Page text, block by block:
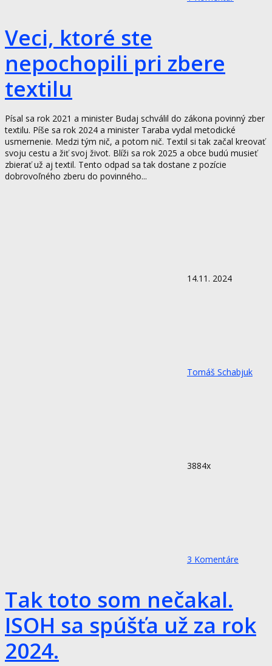
Veci, ktoré ste
nepochopili pri zbere
textilu
Písal sa rok 2021 a minister Budaj schválil do zákona povinný zber
textilu. Píše sa rok 2024 a minister Taraba vydal metodické
usmernenie. Medzi tým nič, a potom nič. Textil si tak začal kreovať
svoju cestu a žiť svoj život. Blíži sa rok 2025 a obce budú musieť
zbierať už aj textil. Tento odpad sa tak dostane z pozície
dobrovoľného zberu do povinného...
14.11. 2024
Tomáš Schabjuk
3884x
3 Komentáre
Tak toto som nečakal.
ISOH sa spúšťa už za rok
2024.